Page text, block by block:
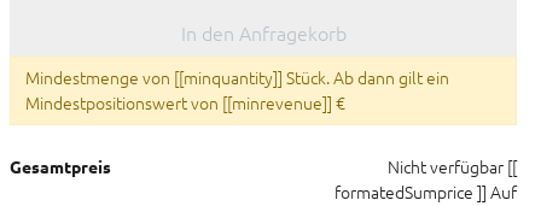
In den Anfragekorb
Mindestmenge von [[minquantity]] Stück. Ab dann gilt ein
Mindestpositionswert von [[minrevenue]] €
Gesamtpreis Nicht verfügbar [[
formatedSumprice ]] Auf